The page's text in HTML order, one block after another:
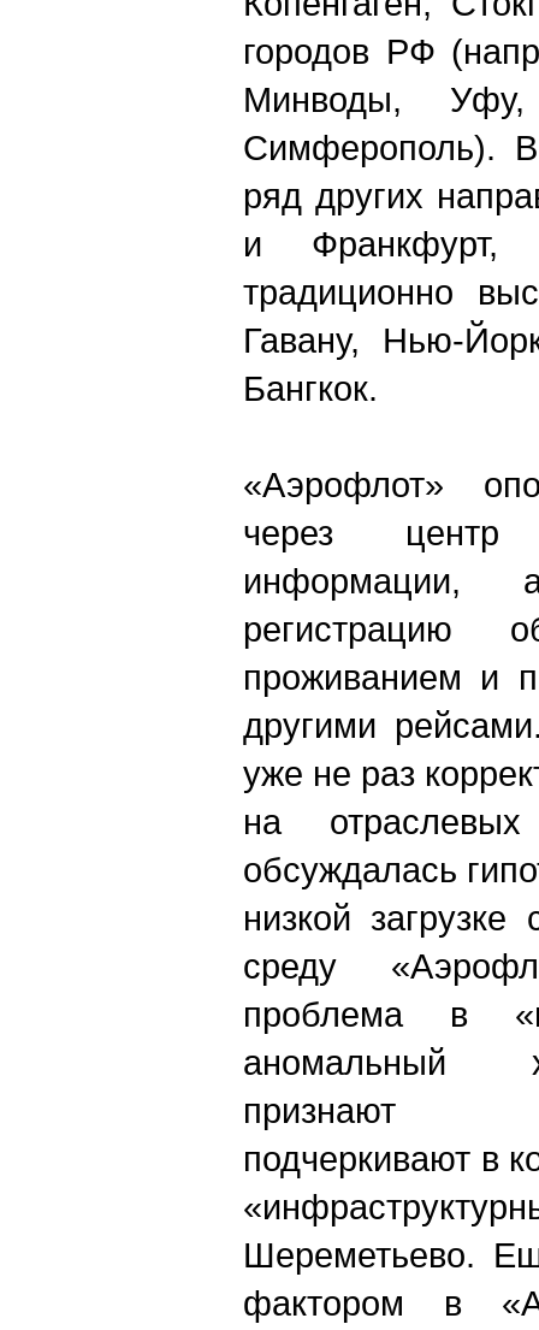
городов РФ
Минводы,
Симферополь). В
ряд других
и
традиционно
Гавану, Нью-
Бангкок.
«Аэрофлот»
через центр
регистрацию
проживанием и
другими
уже не раз
на
обсуждалась
низкой
среду
проблема в
аномальный
признают
подчеркивают в
Шереметьево.
фактором в